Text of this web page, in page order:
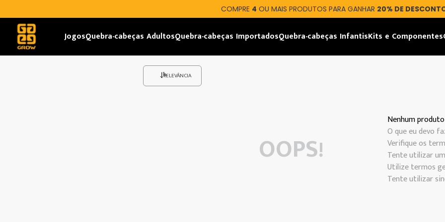
COMPRE 4 OU MAIS PRODUTOS PARA GANHAR 20% DE
JogosQuebra-cabeças AdultosQuebra-cabeças ImportadosQuebra-cabeças InfantisKits e Componentes
RELEVÂNCIA
OOPS!
Nenhum
O que eu devo
Verifique os
Tente utilizar
Utilize termos
Tente utilizar